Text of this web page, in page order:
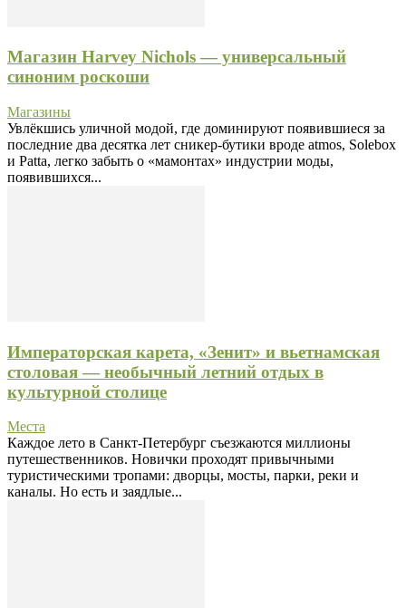
Магазин Harvey Nichols — универсальный
синоним роскоши
Магазины
Увлёкшись уличной модой, где доминируют появившиеся за
последние два десятка лет сникер-бутики вроде atmos, Solebox
и Patta, легко забыть о «мамонтах» индустрии моды,
появившихся...
Императорская карета, «Зенит» и вьетнамская
столовая — необычный летний отдых в
культурной столице
Места
Каждое лето в Санкт-Петербург съезжаются миллионы
путешественников. Новички проходят привычными
туристическими тропами: дворцы, мосты, парки, реки и
каналы. Но есть и заядлые...